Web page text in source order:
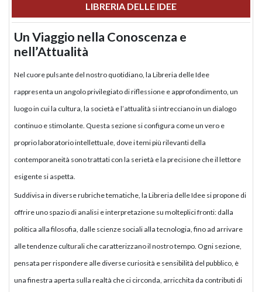
LIBRERIA DELLE IDEE
Un Viaggio nella Conoscenza e
nell’Attualità
Nel cuore pulsante del nostro quotidiano, la Libreria delle Idee
rappresenta un angolo privilegiato di riflessione e approfondimento, un
luogo in cui la cultura, la società e l’attualità si intrecciano in un dialogo
continuo e stimolante. Questa sezione si configura come un vero e
proprio laboratorio intellettuale, dove i temi più rilevanti della
contemporaneità sono trattati con la serietà e la precisione che il lettore
esigente si aspetta.
Suddivisa in diverse rubriche tematiche, la Libreria delle Idee si propone di
offrire uno spazio di analisi e interpretazione su molteplici fronti: dalla
politica alla filosofia, dalle scienze sociali alla tecnologia, fino ad arrivare
alle tendenze culturali che caratterizzano il nostro tempo. Ogni sezione,
pensata per rispondere alle diverse curiosità e sensibilità del pubblico, è
una finestra aperta sulla realtà che ci circonda, arricchita da contributi di